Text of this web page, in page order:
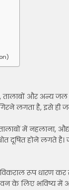
और अन्य जल
लगता है, इसे ही
में नहलाना,
दूषित होने लगते
रूप धारण कर
के लिए भविष्य में